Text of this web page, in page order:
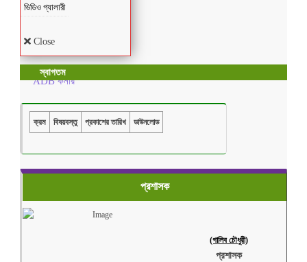
ভিডিও গ্যালারী
Close
ADB কর্নার
স্বাগতম
ক্রম বিষয়বস্তু প্রকাশের তারিখ ডাউনলোড
প্রশাসক
(গালিব চৌধুরী)
প্রশাসক